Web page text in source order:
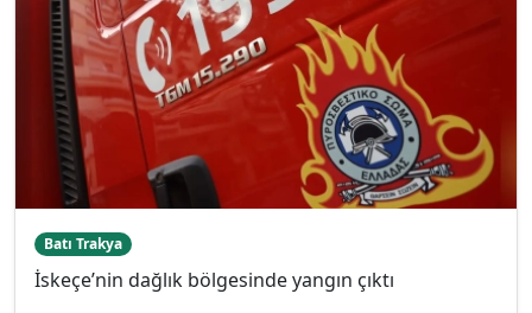
Batı Trakya
İskeçe’nin dağlık bölgesinde yangın çıktı